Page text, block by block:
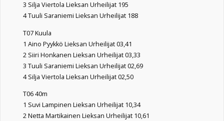
3 Silja Viertola Lieksan Urheilijat 195
4 Tuuli Saraniemi Lieksan Urheilijat 188
T07 Kuula
1 Aino Pyykkö Lieksan Urheilijat 03,41
2 Siiri Honkanen Lieksan Urheilijat 03,33
3 Tuuli Saraniemi Lieksan Urheilijat 02,69
4 Silja Viertola Lieksan Urheilijat 02,50
T06 40m
1 Suvi Lampinen Lieksan Urheilijat 10,34
2 Netta Martikainen Lieksan Urheilijat 10,61